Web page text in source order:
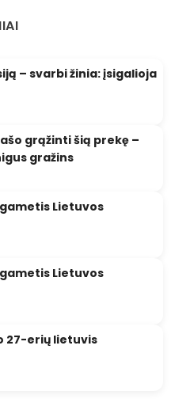
– svarbi žinia: įsigalioja
grąžinti šią prekę –
gražins
Lietuvos
Lietuvos
27-erių lietuvis